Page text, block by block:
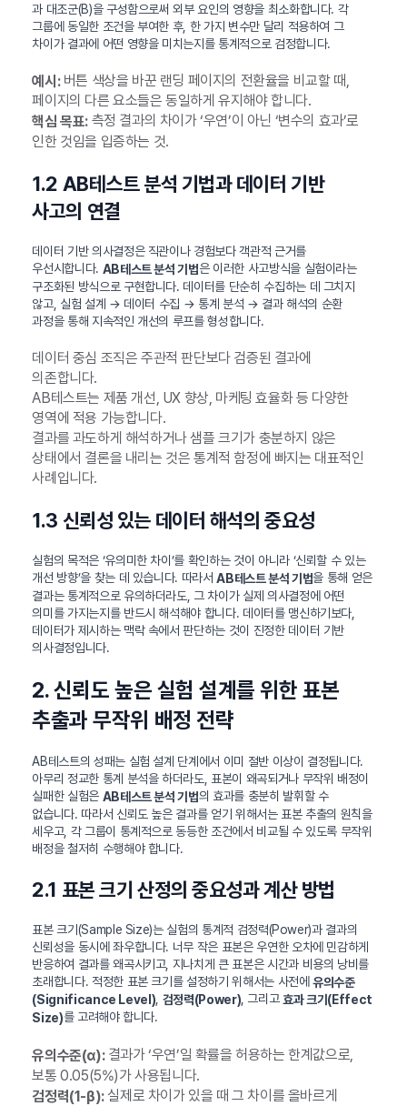
과 대조군(B)을 구성함으로써 외부 요인의 영향을 최소화합니다. 각
그룹에 동일한 조건을 부여한 후, 한 가지 변수만 달리 적용하여 그
차이가 결과에 어떤 영향을 미치는지를 통계적으로 검정합니다.
예시:버튼 색상을 바꾼 랜딩 페이지의 전환율을 비교할 때,
페이지의 다른 요소들은 동일하게 유지해야 합니다.
핵심 목표:측정 결과의 차이가 ‘우연’이 아닌 ‘변수의 효과’로
인한 것임을 입증하는 것.
1.2 AB테스트 분석 기법과 데이터 기반
사고의 연결
데이터 기반 의사결정은 직관이나 경험보다 객관적 근거를
우선시합니다. AB테스트 분석 기법은 이러한 사고방식을 실험이라는
구조화된 방식으로 구현합니다. 데이터를 단순히 수집하는 데 그치지
않고, 실험 설계 → 데이터 수집 → 통계 분석 → 결과 해석의 순환
과정을 통해 지속적인 개선의 루프를 형성합니다.
데이터 중심 조직은 주관적 판단보다 검증된 결과에
의존합니다.
AB테스트는 제품 개선, UX 향상, 마케팅 효율화 등 다양한
영역에 적용 가능합니다.
결과를 과도하게 해석하거나 샘플 크기가 충분하지 않은
상태에서 결론을 내리는 것은 통계적 함정에 빠지는 대표적인
사례입니다.
1.3 신뢰성 있는 데이터 해석의 중요성
실험의 목적은 ‘유의미한 차이’를 확인하는 것이 아니라 ‘신뢰할 수 있는
개선 방향’을 찾는 데 있습니다. 따라서 AB테스트 분석 기법을 통해 얻은
결과는 통계적으로 유의하더라도, 그 차이가 실제 의사결정에 어떤
의미를 가지는지를 반드시 해석해야 합니다. 데이터를 맹신하기보다,
데이터가 제시하는 맥락 속에서 판단하는 것이 진정한 데이터 기반
의사결정입니다.
2. 신뢰도 높은 실험 설계를 위한 표본
추출과 무작위 배정 전략
AB테스트의 성패는 실험 설계 단계에서 이미 절반 이상이 결정됩니다.
아무리 정교한 통계 분석을 하더라도, 표본이 왜곡되거나 무작위 배정이
실패한 실험은 AB테스트 분석 기법의 효과를 충분히 발휘할 수
없습니다. 따라서 신뢰도 높은 결과를 얻기 위해서는 표본 추출의 원칙을
세우고, 각 그룹이 통계적으로 동등한 조건에서 비교될 수 있도록 무작위
배정을 철저히 수행해야 합니다.
2.1 표본 크기 산정의 중요성과 계산 방법
표본 크기(Sample Size)는 실험의 통계적 검정력(Power)과 결과의
신뢰성을 동시에 좌우합니다. 너무 작은 표본은 우연한 오차에 민감하게
반응하여 결과를 왜곡시키고, 지나치게 큰 표본은 시간과 비용의 낭비를
초래합니다. 적정한 표본 크기를 설정하기 위해서는 사전에유의수준
(Significance Level), 검정력(Power), 그리고효과 크기(Effect
Size)를 고려해야 합니다.
유의수준(α):결과가 ‘우연’일 확률을 허용하는 한계값으로,
보통 0.05(5%)가 사용됩니다.
검정력(1-β):실제로 차이가 있을 때 그 차이를 올바르게